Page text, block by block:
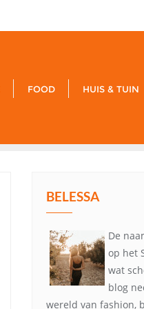
FOOD HUIS & TUIN
BELESSA
De
op het
wat
blog
wereld van fashion,